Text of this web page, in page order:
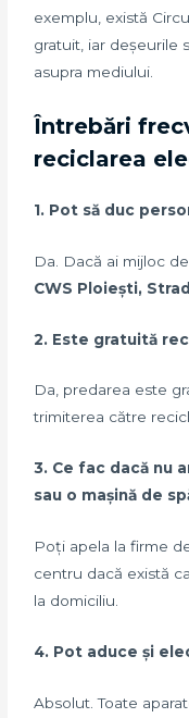
exemplu, există
gratuit, iar deșeurile
asupra mediului.
Întrebări
reciclarea
1. Pot să duc
Da. Dacă ai mijloc
CWS Ploiești,
2. Este gratuită
Da, predarea este
trimiterea către
3. Ce fac dacă nu
sau o mașină de
Poți apela la firme
centru dacă există
la domiciliu.
4. Pot aduce și
Absolut. Toate